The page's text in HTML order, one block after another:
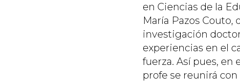
en Ciencias de la
María Pazos Couto,
investigación
experiencias en el
fuerza. Así pues, en
profe se reunirá